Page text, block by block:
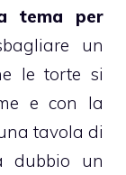
tema per
un
le torte si
e con la
tavola di
dubbio un